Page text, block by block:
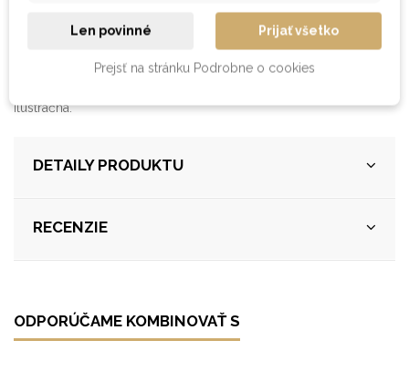
Produkt na fotografii je vyhotovený z masívneho buku, vo
farebnom prevedení - prírodný buk (bez morenia) a s
ilustračná.
DETAILY PRODUKTU
RECENZIE
ODPORÚČAME KOMBINOVAŤ S
Len povinné Prijať všetko
Prejsť na stránku Podrobne o cookies